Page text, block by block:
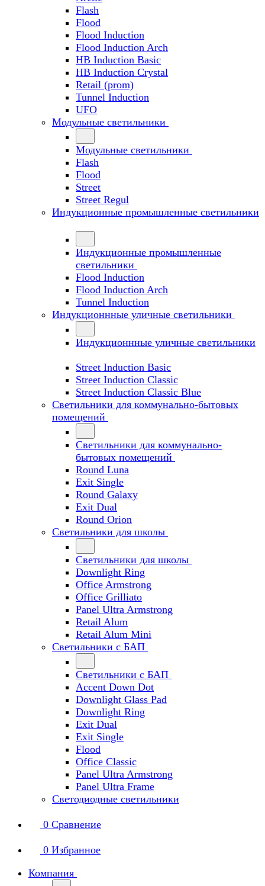
Flash
Flood
Flood Induction
Flood Induction Arch
HB Induction Basic
HB Induction Crystal
Retail (prom)
Tunnel Induction
UFO
Модульные светильники
Модульные светильники
Flash
Flood
Street
Street Regul
Индукционные промышленные светильники
Индукционные промышленные
светильники
Flood Induction
Flood Induction Arch
Tunnel Induction
Индукционнные уличные светильники
Индукционнные уличные светильники
Street Induction Basic
Street Induction Classic
Street Induction Classic Blue
Светильники для коммунально-бытовых
помещений
Светильники для коммунально-
бытовых помещений
Round Luna
Exit Single
Round Galaxy
Exit Dual
Round Orion
Светильники для школы
Светильники для школы
Downlight Ring
Office Armstrong
Office Grilliato
Panel Ultra Armstrong
Retail Alum
Retail Alum Mini
Светильники с БАП
Светильники с БАП
Accent Down Dot
Downlight Glass Pad
Downlight Ring
Exit Dual
Exit Single
Flood
Office Classic
Panel Ultra Armstrong
Panel Ultra Frame
Светодиодные светильники
0 Сравнение
0 Избранное
Компания